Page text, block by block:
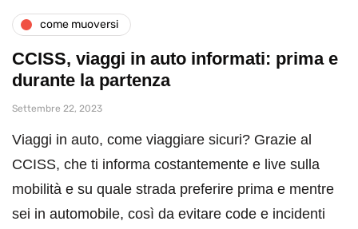
come muoversi
CCISS, viaggi in auto informati: prima e
durante la partenza
Settembre 22, 2023
Viaggi in auto, come viaggiare sicuri? Grazie al
CCISS, che ti informa costantemente e live sulla
mobilità e su quale strada preferire prima e mentre
sei in automobile, così da evitare code e incidenti